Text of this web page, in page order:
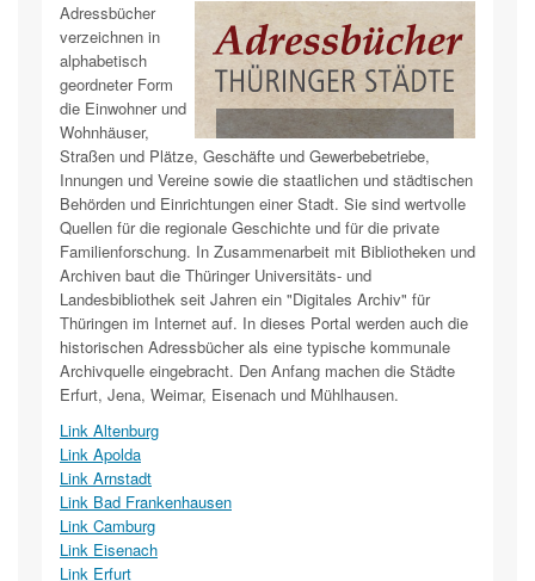
Adressbücher
verzeichnen in
alphabetisch
geordneter Form
die Einwohner und
Wohnhäuser,
Straßen und Plätze, Geschäfte und Gewerbebetriebe,
Innungen und Vereine sowie die staatlichen und städtischen
Behörden und Einrichtungen einer Stadt. Sie sind wertvolle
Quellen für die regionale Geschichte und für die private
Familienforschung. In Zusammenarbeit mit Bibliotheken und
Archiven baut die Thüringer Universitäts- und
Landesbibliothek seit Jahren ein "Digitales Archiv" für
Thüringen im Internet auf. In dieses Portal werden auch die
historischen Adressbücher als eine typische kommunale
Archivquelle eingebracht. Den Anfang machen die Städte
Erfurt, Jena, Weimar, Eisenach und Mühlhausen.
Link Altenburg
Link Apolda
Link Arnstadt
Link Bad Frankenhausen
Link Camburg
Link Eisenach
Link Erfurt